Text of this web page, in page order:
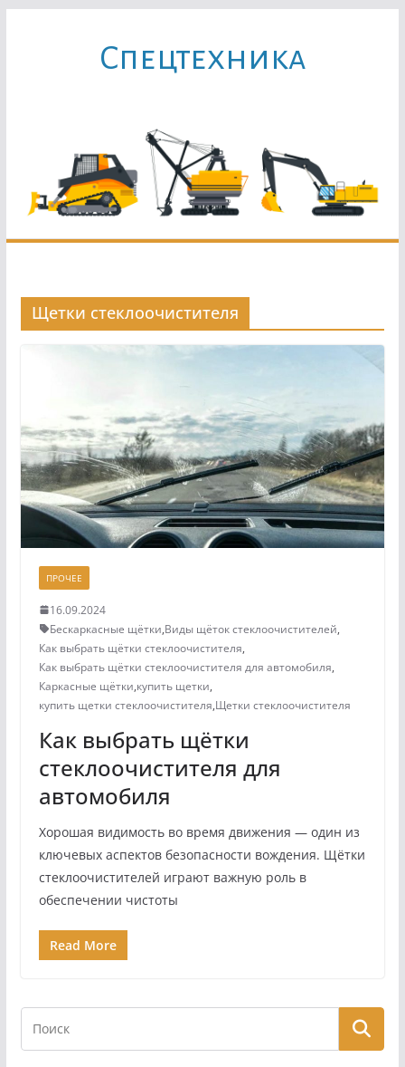
содержимомуCпецтехника
Щетки стеклоочистителя
ПРОЧЕЕ
16.09.2024
Бескаркасные щётки,Виды щёток стеклоочистителей,
Как выбрать щётки стеклоочистителя,
Как выбрать щётки стеклоочистителя для автомобиля,
Каркасные щётки,купить щетки,
купить щетки стеклоочистителя,Щетки стеклоочистителя
Как выбрать щётки
стеклоочистителя для
автомобиля
Хорошая видимость во время движения — один из
ключевых аспектов безопасности вождения. Щётки
стеклоочистителей играют важную роль в
обеспечении чистоты
Read More